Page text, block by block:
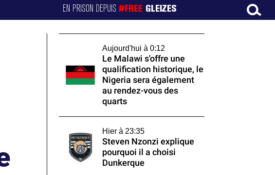
EN PRISON DEPUIS#FREE GLEIZES
Aujourd'hui à 0:12
Le Malawi s'offre une
qualification historique, le
Nigeria sera également
au rendez-vous des
quarts
Hier à 23:35
Steven Nzonzi explique
pourquoi il a choisi
Dunkerque